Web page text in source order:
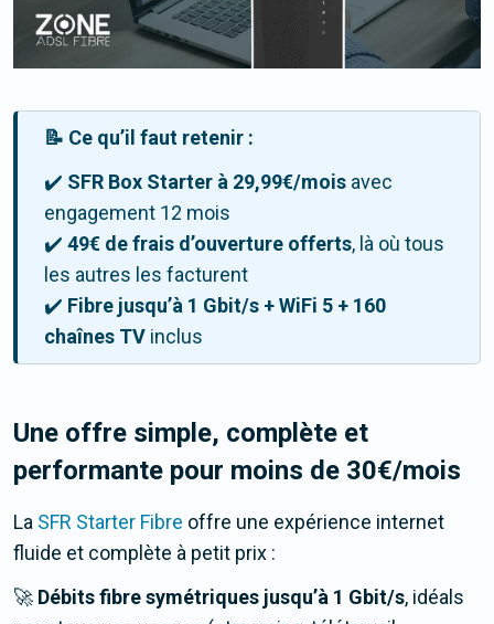
📝 Ce qu’il faut retenir :
✔️ SFR Box Starter à 29,99€/mois avec
engagement 12 mois
✔️ 49€ de frais d’ouverture offerts, là où tous
les autres les facturent
✔️ Fibre jusqu’à 1 Gbit/s + WiFi 5 + 160
chaînes TV inclus
Une offre simple, complète et
performante pour moins de 30€/mois
La SFR Starter Fibre offre une expérience internet
fluide et complète à petit prix :
🚀 Débits fibre symétriques jusqu’à 1 Gbit/s, idéals